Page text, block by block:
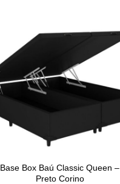
Base Box Baú Classic Queen –
Preto Corino